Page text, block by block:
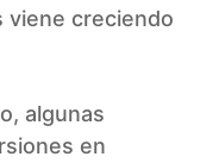
viene creciendo
algunas
en